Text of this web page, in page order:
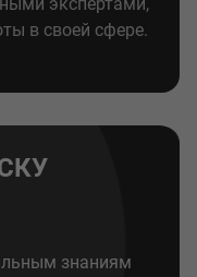
в своей сфере.
знаниям